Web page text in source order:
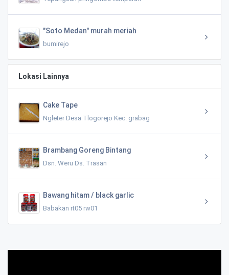
"Soto Medan" murah meriah
bumirejo
Lokasi Lainnya
Cake Tape
Ngleter Desa Tlogorejo Kec. grabag
Brambang Goreng Bintang
Dsn. Weru Ds. Trasan
Bawang hitam / black garlic
Babakan rt05 rw01